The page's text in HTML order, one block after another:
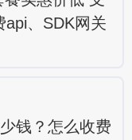
、SDK网关
钱？怎么收费